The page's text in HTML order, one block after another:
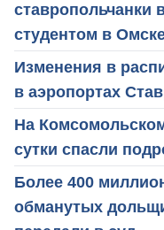
ставропольчанки
студентом в
Изменения в
в аэропортах
На
сутки спасли
Более 400
обманутых